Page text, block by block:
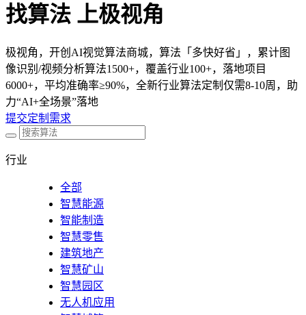
找算法 上极视角
极视角，开创AI视觉算法商城，算法「多快好省」，累计图
像识别/视频分析算法1500+，覆盖行业100+，落地项目
6000+，平均准确率≥90%，全新行业算法定制仅需8-10周，助
力“AI+全场景”落地
提交定制需求
行业
全部
智慧能源
智能制造
智慧零售
建筑地产
智慧矿山
智慧园区
无人机应用